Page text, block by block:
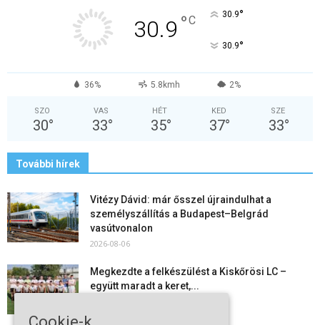
30.9 °C 30.9°
30.9°
36% 5.8kmh 2%
SZO
30°
VAS
33°
HÉT
35°
KED
37°
SZE
33°
További hírek
Vitézy Dávid: már ősszel újraindulhat a
személyszállítás a Budapest–Belgrád
vasútvonalon
2026-08-06
Megkezdte a felkészülést a Kiskőrösi LC –
együtt maradt a keret,...